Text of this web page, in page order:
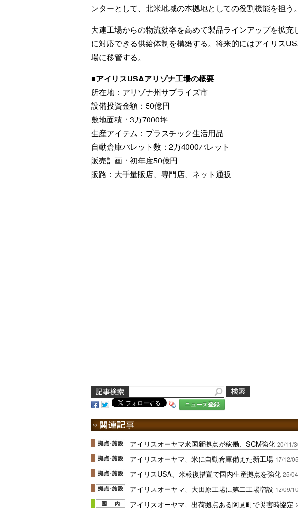
ンターとして、北米地域の本拠地としての役割機能を担う。
大連工場からの物流効率を高めて製品ラインアップを拡充
に対応できる供給体制を構築する。将来的にはアイリス
場に移管する。
■アイリスUSAアリゾナ工場の概要
所在地：アリゾナ州サプライズ市
設備投資金額：50億円
敷地面積：3万7000坪
生産アイテム：プラスチック生活用品
自動倉庫パレット数：2万4000パレット
販売計画：初年度50億円
販路：大手量販店、専門店、ネット通販
ニュース登録
アイリスオーヤマ米国新拠点が稼働、SCM強化 20/11/
アイリスオーヤマ、米に自動倉庫備えた新工場 17/12/05
アイリスUSA、米報復措置で国内生産拠点を強化 25/
アイリスオーヤマ、大田原工場に第二工場増設 12/09/10
アイリスオーヤマ、出荷拠点ある阿見町で災害時協定